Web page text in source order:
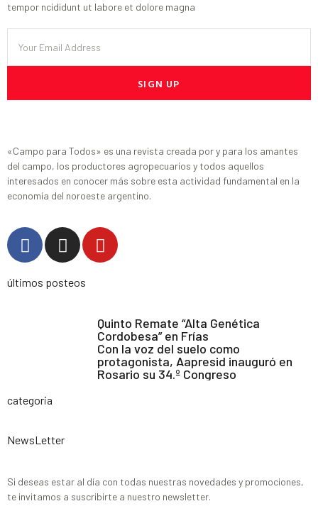
tempor ncididunt ut labore et dolore magna
SIGN UP
«Campo para Todos» es una revista creada por y para los amantes
del campo, los productores agropecuarios y todos aquellos
interesados en conocer más sobre esta actividad fundamental en la
economía del noroeste argentino.
últimos posteos
Quinto Remate “Alta Genética
Cordobesa” en Frías
Con la voz del suelo como
protagonista, Aapresid inauguró en
Rosario su 34.º Congreso
categoria
NewsLetter
Si deseas estar al día con todas nuestras novedades y promociones,
te invitamos a suscribirte a nuestro newsletter.